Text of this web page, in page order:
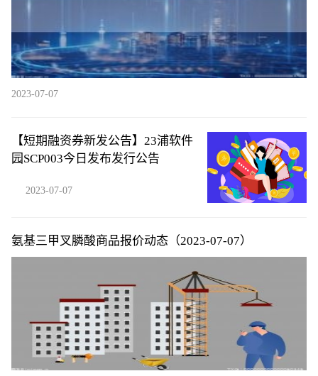
2023-07-07
【短期融资券新发公告】23浦软件
园SCP003今日发布发行公告
2023-07-07
氨基三甲叉膦酸商品报价动态（2023-07-07）